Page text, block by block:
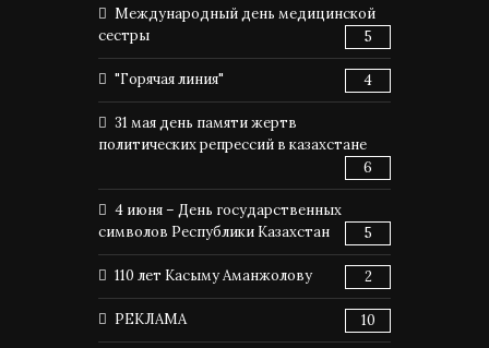
Международный день медицинской
сестры
5
"Горячая линия" 4
31 мая день памяти жертв
политических репрессий в казахстане
6
4 июня – День государственных
символов Республики Казахстан
5
110 лет Касыму Аманжолову 2
РЕКЛАМА 10